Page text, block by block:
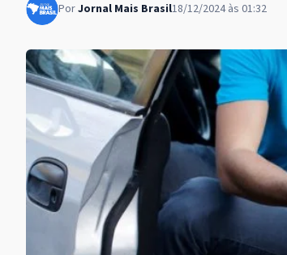
PorJornal Mais Brasil18/12/2024 às 01:32